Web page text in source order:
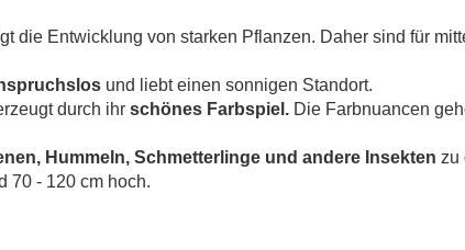
die Entwicklung von starken Pflanzen. Daher sind für
und liebt einen sonnigen Standort.
durch ihr schönes Farbspiel. Die Farbnuancen
Hummeln, Schmetterlinge und andere Insekten zu
70 - 120 cm hoch.